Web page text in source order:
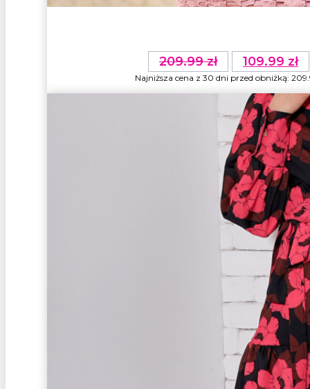
209.99zł
Pierwotna
cena
wynosiła:
209.99 zł.
109.99 zł
Najniższa cena z 30 dni przed obniżką: